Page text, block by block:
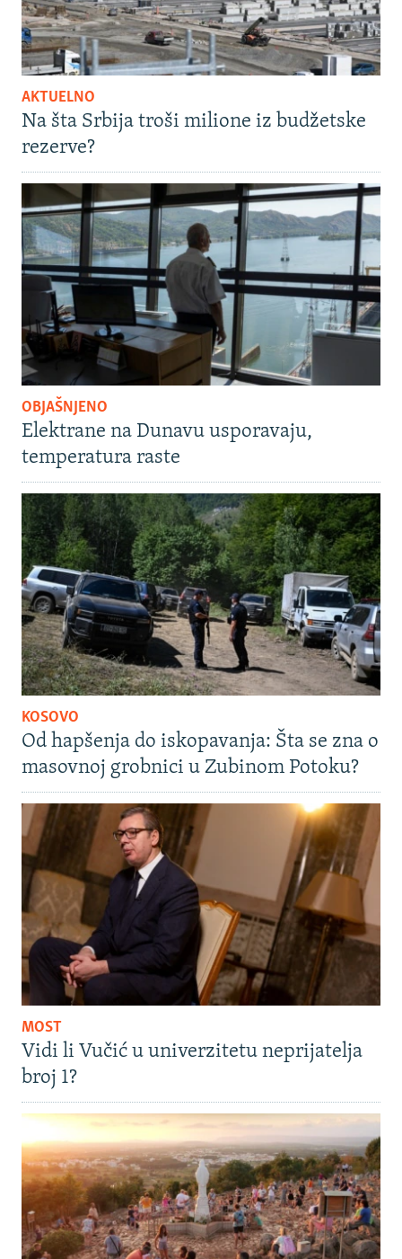
AKTUELNO
Na šta Srbija troši milione iz budžetske
rezerve?
OBJAŠNJENO
Elektrane na Dunavu usporavaju,
temperatura raste
KOSOVO
Od hapšenja do iskopavanja: Šta se zna o
masovnoj grobnici u Zubinom Potoku?
MOST
Vidi li Vučić u univerzitetu neprijatelja
broj 1?